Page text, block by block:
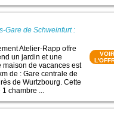
Gare de Schweinfurt :
Atelier-Rapp offre
un jardin et une
maison de vacances est
de : Gare centrale de
de Wurtzbourg. Cette
chambre ...
VOIR